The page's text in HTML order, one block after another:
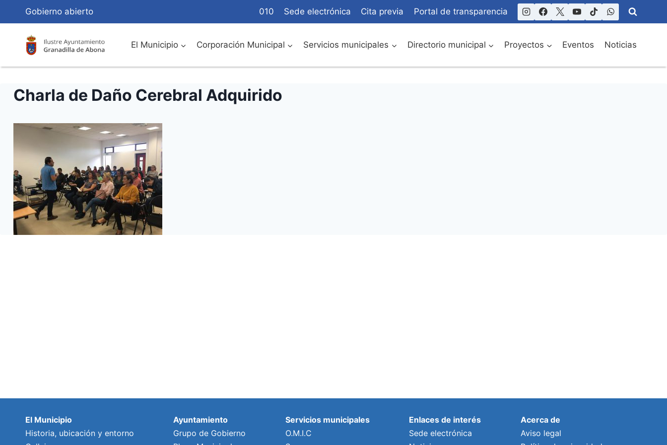
Contenido
Gobierno abierto 010 Sede electrónica Cita previa Portal de transparencia
El Municipio Corporación Municipal Servicios municipales Directorio municipal Proyectos Eventos Noticias
Charla de Daño Cerebral Adquirido
El Municipio
Historia, ubicación y entorno
Ayuntamiento
Grupo de Gobierno
Servicios municipales
O.M.I.C
Enlaces de interés
Sede electrónica
Acerca de
Aviso legal